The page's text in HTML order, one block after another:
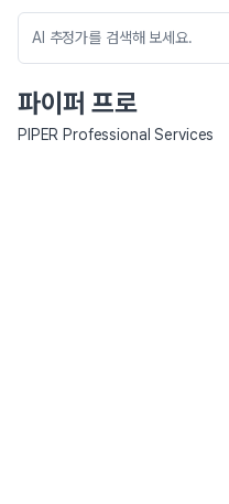
파이퍼 프로
PIPER Professional Services